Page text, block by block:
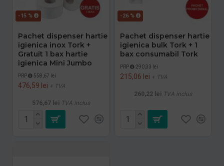
-15 %
Pachet dispenser hartie
igienica inox Tork +
Gratuit 1 bax hartie
igienica Mini Jumbo
PRP 558,67 lei
476,59 lei + TVA
576,67 lei TVA inclus
-26 %
Pachet dispenser hartie
igienica bulk Tork + 1
bax consumabil Tork
PRP 290,33 lei
215,06 lei + TVA
260,22 lei TVA inclus